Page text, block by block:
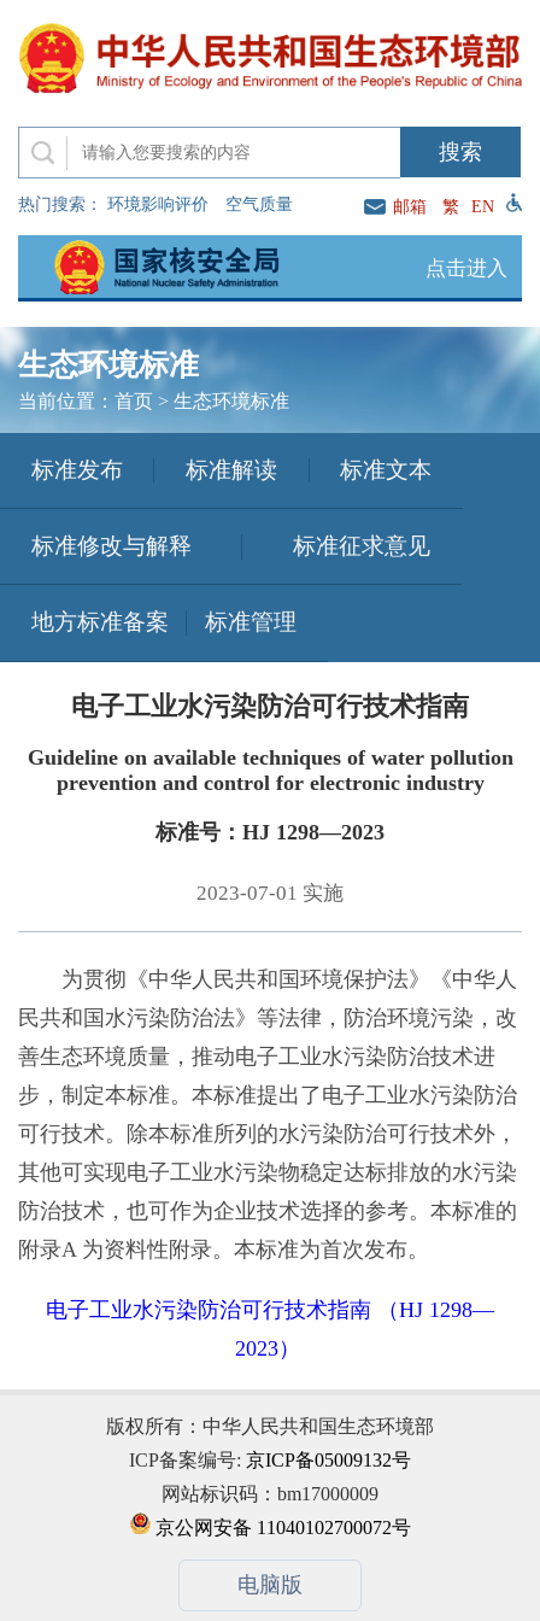
热门搜索： 环境影响评价 空气质量 邮箱 繁 EN
点击进入
生态环境标准
当前位置： 首页> 生态环境标准
标准发布 标准解读 标准文本
标准修改与解释 标准征求意见
地方标准备案 标准管理
电子工业水污染防治可行技术指南
Guideline on available techniques of water pollution
prevention and control for electronic industry
标准号：HJ 1298—2023
2023-07-01 实施
为贯彻《中华人民共和国环境保护法》《中华人
民共和国水污染防治法》等法律，防治环境污染，改
善生态环境质量，推动电子工业水污染防治技术进
步，制定本标准。本标准提出了电子工业水污染防治
可行技术。除本标准所列的水污染防治可行技术外，
其他可实现电子工业水污染物稳定达标排放的水污染
防治技术，也可作为企业技术选择的参考。本标准的
附录A 为资料性附录。本标准为首次发布。
电子工业水污染防治可行技术指南 （HJ 1298—
2023）
版权所有：中华人民共和国生态环境部
ICP备案编号: 京ICP备05009132号
网站标识码：bm17000009
京公网安备 11040102700072号
电脑版